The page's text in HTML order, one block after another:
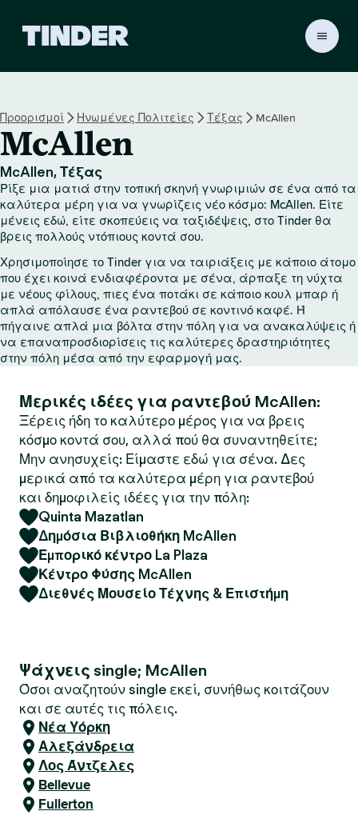
ή
ε
ί
δ
α
T
n
d
e
r
Προορισμοί Ηνωμένες Πολιτείες Τέξας McAllen
McAllen
McAllen, Τέξας
Ρίξε μια ματιά στην τοπική σκηνή γνωριμιών σε ένα από τα
καλύτερα μέρη για να γνωρίζεις νέο κόσμο: McAllen. Είτε
μένεις εδώ, είτε σκοπεύεις να ταξιδέψεις, στο Tinder θα
βρεις πολλούς ντόπιους κοντά σου.
Χρησιμοποίησε το Tinder για να ταιριάξεις με κάποιο άτομο
που έχει κοινά ενδιαφέροντα με σένα, άρπαξε τη νύχτα
με νέους φίλους, πιες ένα ποτάκι σε κάποιο κουλ μπαρ ή
απλά απόλαυσε ένα ραντεβού σε κοντινό καφέ. Ή
πήγαινε απλά μια βόλτα στην πόλη για να ανακαλύψεις ή
να επαναπροσδιορίσεις τις καλύτερες δραστηριότητες
στην πόλη μέσα από την εφαρμογή μας.
Μερικές ιδέες για ραντεβού McAllen:
Ξέρεις ήδη το καλύτερο μέρος για να βρεις
κόσμο κοντά σου, αλλά πού θα συναντηθείτε;
Μην ανησυχείς: Είμαστε εδώ για σένα. Δες
μερικά από τα καλύτερα μέρη για ραντεβού
και δημοφιλείς ιδέες για την πόλη:
Quinta Mazatlan
Δημόσια Βιβλιοθήκη McAllen
Εμπορικό κέντρο La Plaza
Κέντρο Φύσης McAllen
Διεθνές Μουσείο Τέχνης & Επιστήμη
Ψάχνεις single; McAllen
Όσοι αναζητούν single εκεί, συνήθως κοιτάζουν
και σε αυτές τις πόλεις.
Νέα Υόρκη
Αλεξάνδρεια
Λος Άντζελες
Bellevue
Fullerton